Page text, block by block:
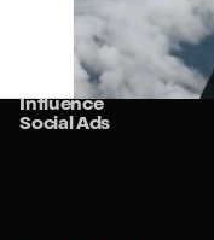
Diensten
Strategie
Studio
Community
Influence
Social Ads